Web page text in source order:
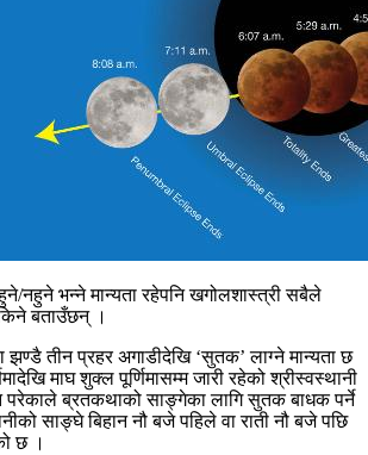
नहुने भन्ने मान्यता रहेपनि खगोलशास्त्री सबैले
बताउँछन् ।
तीन प्रहर अगाडीदेखि ‘सुतक’ लाग्ने मान्यता छ
माघ शुक्ल पूर्णिमासम्म जारी रहेको श्रीस्वस्थानी
परेकाले ब्रतकथाको साङ्गेका लागि सुतक बाधक पर्ने
साङ्घे बिहान नौ बजे पहिले वा राती नौ बजे पछि
छ ।